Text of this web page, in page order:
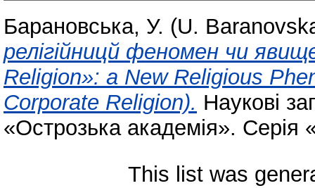
Барановська, У. (U.
релігійницй феномен чи
Religion»: a New Religious
Corporate Religion). Наукові
«Острозька академія».
This list was